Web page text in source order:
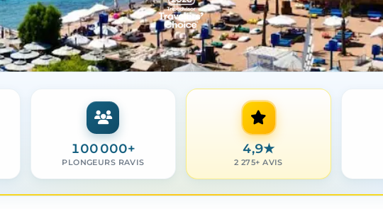
100 000+
PLONGEURS RAVIS
4,9★
2 275+ AVIS